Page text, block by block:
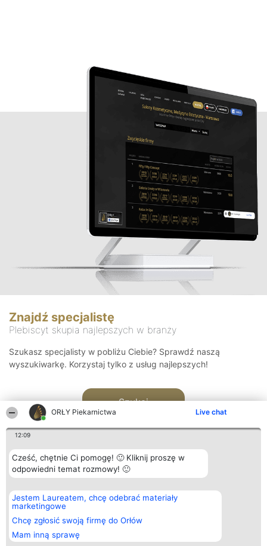
ORŁY Piekarnictwa Live chat
12:09
Cześć, chętnie Ci pomogę! 🙂 Kliknij proszę w
odpowiedni temat rozmowy! 🙂
Jestem Laureatem, chcę odebrać materiały
marketingowe
Chcę zgłosić swoją firmę do Orłów
Mam inną sprawę
Znajdź specjalistę
Plebiscyt skupia najlepszych w branży
Szukasz specjalisty w pobliżu Ciebie? Sprawdź naszą
wyszukiwarkę. Korzystaj tylko z usług najlepszych!
Szukaj
Organizator plebiscytu
Bright Side Solutions sp. z o.
o. sp. k.
ul. Ruska 22
Wrocław 50-079
KRS 0000749100 | Regon
381313360 | NIP 8943132676
Plebiscyt
Laureaci
wszystkich
Laureatów
Regulamin
Kontakt
Kontakt